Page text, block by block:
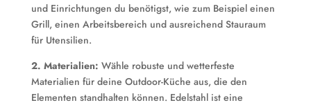
und Einrichtungen du benötigst, wie zum Beispiel einen
Grill, einen Arbeitsbereich und ausreichend Stauraum
für Utensilien.
2. Materialien: Wähle robuste und wetterfeste
Materialien für deine Outdoor-Küche aus, die den
Elementen standhalten können. Edelstahl ist eine